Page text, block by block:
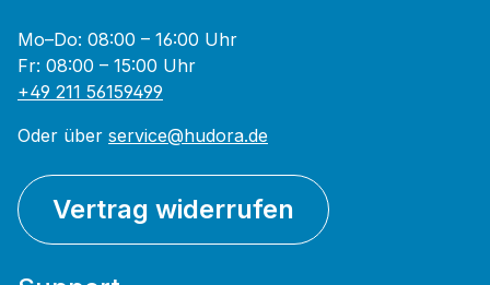
Mo–Do: 08:00 – 16:00 Uhr
Fr: 08:00 – 15:00 Uhr
+49 211 56159499
Oder über service@hudora.de
Vertrag widerrufen